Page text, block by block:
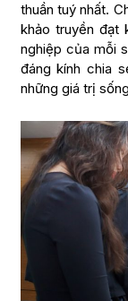
thuần tuý nhất.
khảo truyền đạt
nghiệp của mỗi
đáng kính chia
những giá trị